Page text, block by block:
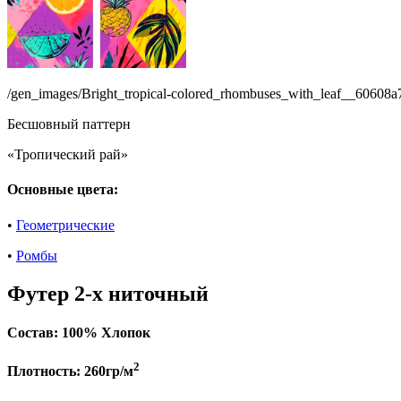
/gen_images/Bright_tropical-
Бесшовный паттерн
«Тропический рай»
Основные цвета:
• Геометрические
• Ромбы
Футер 2-х ниточный
Состав: 100% Хлопок
Плотность: 260гр/м2